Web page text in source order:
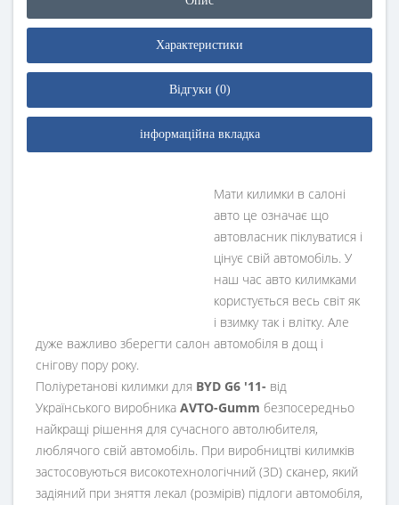
Характеристики
Відгуки (0)
інформаційна вкладка
Мати килимки в салоні
авто це означає що
автовласник піклуватися і
цінує свій автомобіль. У
наш час авто килимками
користується весь світ як
і взимку так і влітку. Але
дуже важливо зберегти салон автомобіля в дощ і
снігову пору року.
Поліуретанові килимки для BYD G6 '11- від
Українського виробника AVTO-Gumm безпосередньо
найкращі рішення для сучасного автолюбителя,
люблячого свій автомобіль. При виробництві килимків
застосовуються високотехнологічний (3D) сканер, який
задіяний при зняття лекал (розмірів) підлоги автомобіля,